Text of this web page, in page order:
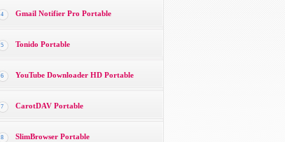
4 Gmail Notifier Pro Portable
5 Tonido Portable
6 YouTube Downloader HD Portable
7 CarotDAV Portable
8 SlimBrowser Portable